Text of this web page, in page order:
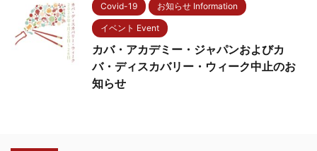
Covid-19 お知らせ Information
イベント Event
カバ・アカデミー・ジャパンおよびカ
バ・ディスカバリー・ウィーク中止のお
知らせ